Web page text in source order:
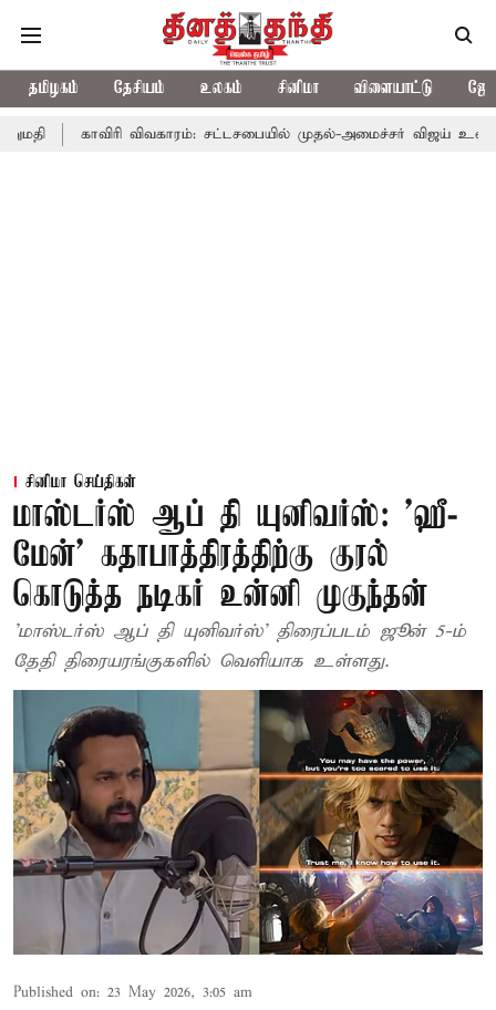
தமிழகம் தேசியம் உலகம் சினிமா விளையாட்டு
விவகாரம்: சட்டசபையில் முதல்-அமைச்சர் விஜய் உரை
சினிமா செய்திகள்
மாஸ்டர்ஸ் ஆப் தி யுனிவர்ஸ்: 'ஹீ-
மேன்' கதாபாத்திரத்திற்கு குரல்
கொடுத்த நடிகர் உன்னி முகுந்தன்
'மாஸ்டர்ஸ் ஆப் தி யுனிவர்ஸ்' திரைப்படம் ஜூன் 5-ம்
தேதி திரையரங்குகளில் வெளியாக உள்ளது.
Published on: 23 May 2026, 3:05 am